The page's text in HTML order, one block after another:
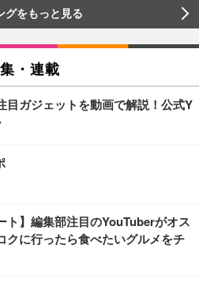
グをもっと見る
・連載
目ガジェットを動画で解説！公式Y
ト】編集部注目のYouTuberがオス
クに行ったら食べたいグルメをチ